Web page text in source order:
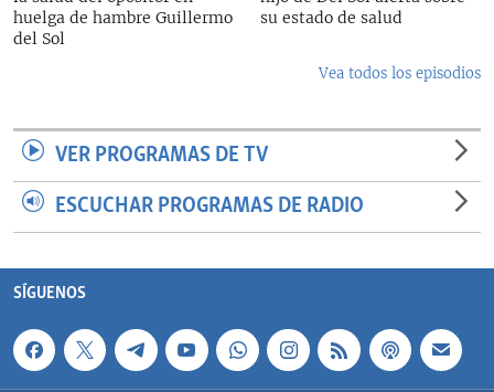
huelga de hambre Guillermo
del Sol
su estado de salud
Vea todos los episodios
VER PROGRAMAS DE TV
ESCUCHAR PROGRAMAS DE RADIO
SÍGUENOS